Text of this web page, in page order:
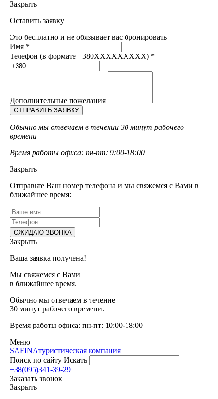
Закрыть
Оставить заявку
Это бесплатно и не обязывает вас бронировать
Имя *
Телефон (в формате +380XXXXXXXXX) *
Дополнительные пожелания
Обычно мы отвечаем в течении 30 минут рабочего
времени
Время работы офиса: пн-пт: 9:00-18:00
Закрыть
Отправьте Ваш номер телефона и мы свяжемся с Вами в
ближайшее время:
Закрыть
Ваша заявка получена!
Мы свяжемся с Вами
в ближайшее время.
Обычно мы отвечаем в течение
30 минут рабочего времени.
Время работы офиса: пн-пт: 10:00-18:00
Меню
SAFINAтуристическая компания
Поиск по сайту Искать
+38(095)341-39-29
Заказать звонок
Закрыть